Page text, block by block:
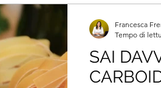
SAI
Francesca
Tempo di